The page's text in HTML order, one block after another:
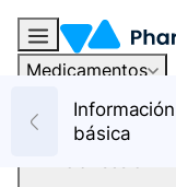
Medicamentos
RecursosInformación
básica